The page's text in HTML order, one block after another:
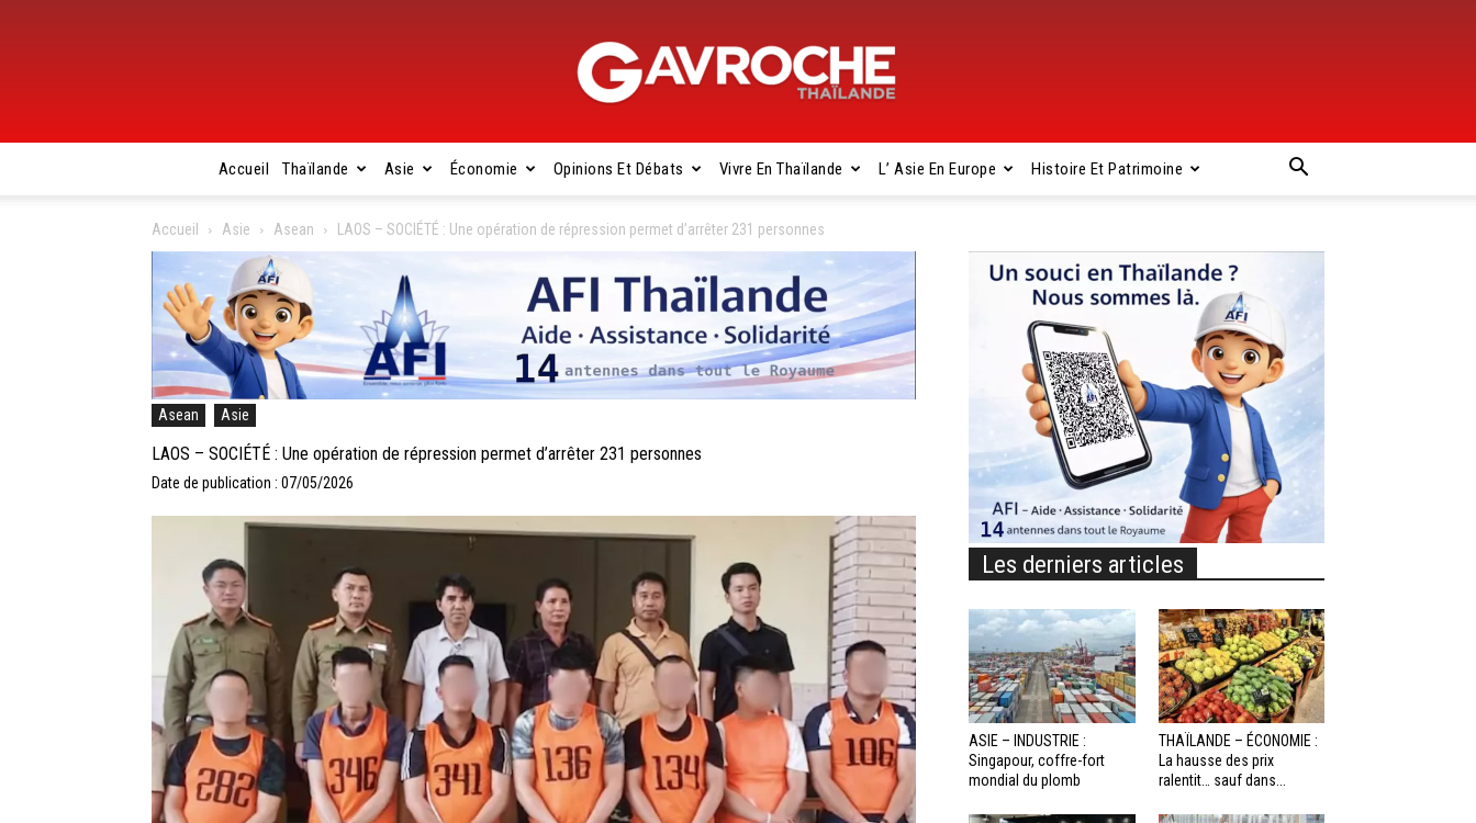
Gavroche
Thaïlande
Accueil Thaïlande Asie Économie Opinions Et Débats Vivre En Thaïlande L’ Asie En Europe Histoire Et Patrimoine
Accueil Asie Asean LAOS – SOCIÉTÉ : Une opération de répression permet d’arrêter 231 personnes
Asean Asie
LAOS – SOCIÉTÉ : Une opération de répression permet d’arrêter 231 personnes
Date de publication : 07/05/2026
Les derniers articles
ASIE – INDUSTRIE :
Singapour, coffre-fort
mondial du plomb
THAÏLANDE – ÉCONOMIE :
La hausse des prix
ralentit… sauf dans...